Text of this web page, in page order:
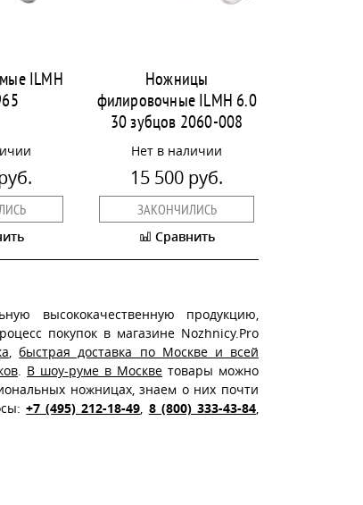
ILMH
Ножницы
филировочные ILMH 6.0
30 зубцов 2060-008
Нет в наличии
15 500 руб.
ЗАКОНЧИЛИСЬ
Сравнить
высококачественную продукцию,
покупок в магазине Nozhnicy.Pro
,быстрая доставка по Москве и всей
. В шоу-руме в Москве товары можно
ножницах, знаем о них почти
+7 (495) 212-18-49, 8 (800) 333-43-84,